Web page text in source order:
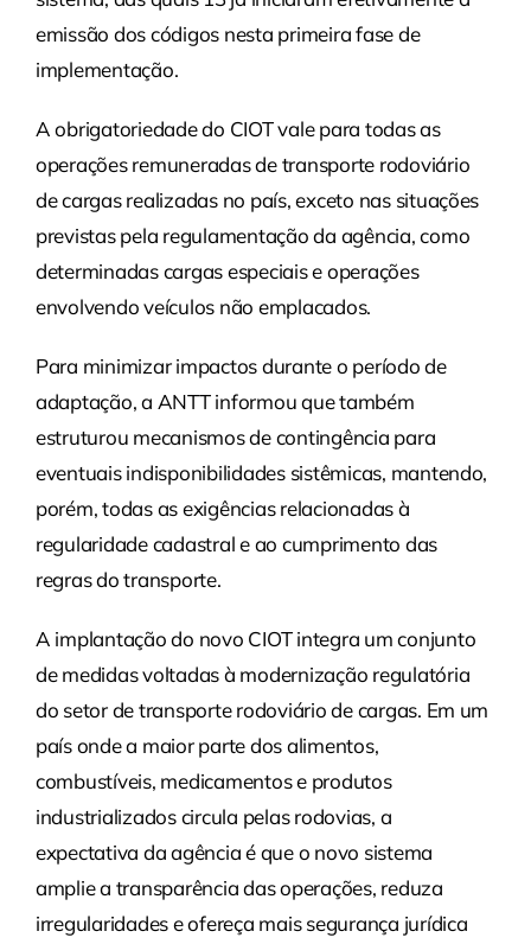
emissão dos códigos nesta primeira fase de
implementação.
A obrigatoriedade do CIOT vale para todas as
operações remuneradas de transporte rodoviário
de cargas realizadas no país, exceto nas situações
previstas pela regulamentação da agência, como
determinadas cargas especiais e operações
envolvendo veículos não emplacados.
Para minimizar impactos durante o período de
adaptação, a ANTT informou que também
estruturou mecanismos de contingência para
eventuais indisponibilidades sistêmicas, mantendo,
porém, todas as exigências relacionadas à
regularidade cadastral e ao cumprimento das
regras do transporte.
A implantação do novo CIOT integra um conjunto
de medidas voltadas à modernização regulatória
do setor de transporte rodoviário de cargas. Em um
país onde a maior parte dos alimentos,
combustíveis, medicamentos e produtos
industrializados circula pelas rodovias, a
expectativa da agência é que o novo sistema
amplie a transparência das operações, reduza
irregularidades e ofereça mais segurança jurídica